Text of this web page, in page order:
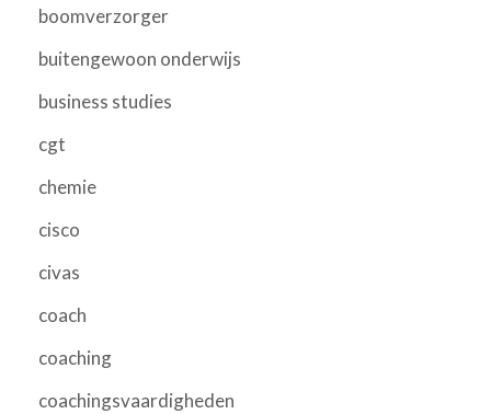
boomverzorger
buitengewoon onderwijs
business studies
cgt
chemie
cisco
civas
coach
coaching
coachingsvaardigheden